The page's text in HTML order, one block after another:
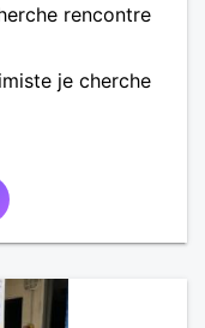
rencontre
je cherche